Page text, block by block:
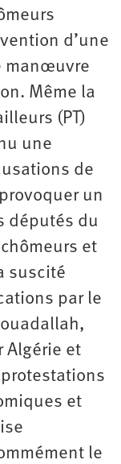
d’une
manœuvre
Même la
(PT)
une
de
un
députés du
et
suscité
par le
Algérie et
et
le